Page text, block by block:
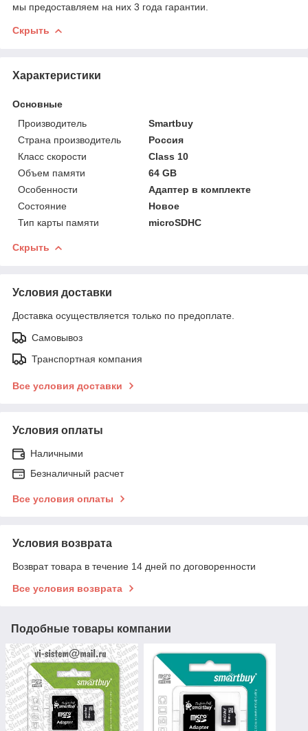
мы предоставляем на них 3 года гарантии.
Скрыть
Характеристики
Основные
Производитель
Smartbuy
Страна производитель
Россия
Класс скорости
Class 10
Объем памяти
64 GB
Особенности
Адаптер в комплекте
Состояние
Новое
Тип карты памяти
microSDHC
Скрыть
Условия доставки
Доставка осуществляется только по предоплате.
Самовывоз
Транспортная компания
Все условия доставки
Условия оплаты
Наличными
Безналичный расчет
Все условия оплаты
Условия возврата
Возврат товара в течение 14 дней по договоренности
Все условия возврата
Подобные товары компании